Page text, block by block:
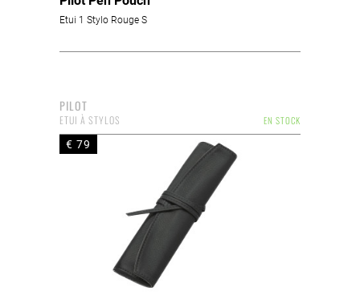
Etui 1 Stylo Rouge S
PILOT
EN STOCK
ETUI À STYLOS
€ 79